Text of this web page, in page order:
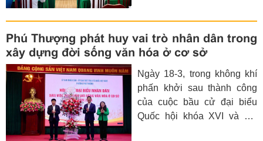
gia của đông đảo đại biểu
đại diện các thôn, xóm, khu
dân cư trên địa bàn.
Phú Thượng phát huy vai trò nhân dân trong
xây dựng đời sống văn hóa ở cơ sở
Ngày 18-3, trong không khí
phấn khởi sau thành công
của cuộc bầu cử đại biểu
Quốc hội khóa XVI và đại